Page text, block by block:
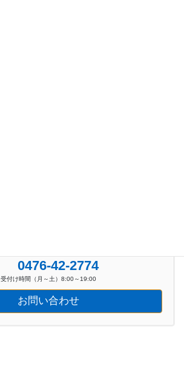
0476-42-2774
受付け時間（月～土）8:00～19:00
お問い合わせ